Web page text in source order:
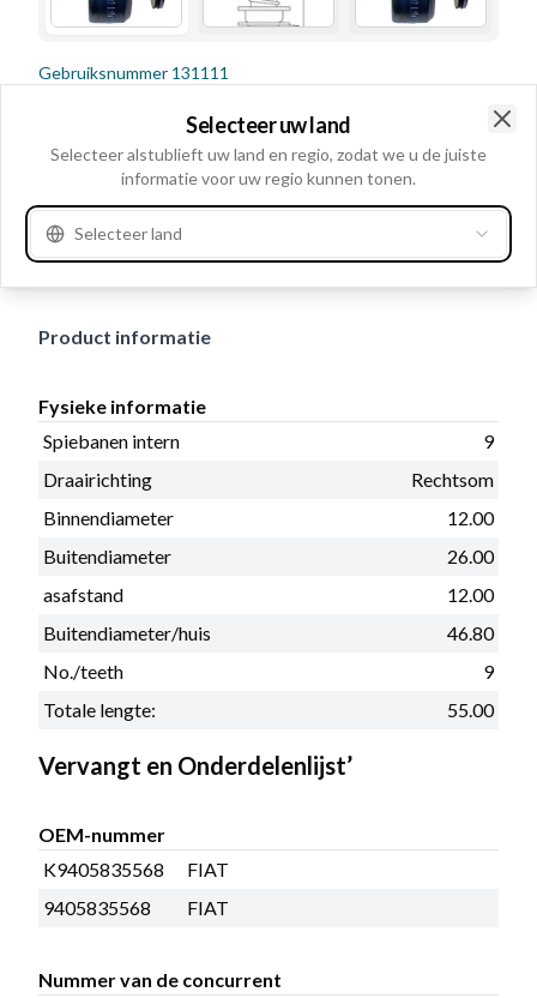
Gebruiksnummer 131111
Details en beschrijving
Spiebanen intern 9, Draairichting Rechtsom,
stelsel: Zonder, asafstand 12.00, Buitendiameter/huis
46.80, No./teeth 9, Totale lengte: 55.00
Product informatie
Fysieke informatie
Spiebanen intern
9
Draairichting
Rechtsom
Binnendiameter
12.00
Buitendiameter
26.00
asafstand
12.00
Buitendiameter/huis
46.80
No./teeth
9
Totale lengte:
55.00
Vervangt en Onderdelenlijst’
OEM-nummer
K9405835568
FIAT
9405835568
FIAT
Nummer van de concurrent
Selecteer uw land
Selecteer alstublieft uw land en regio, zodat we u de juiste
informatie voor uw regio kunnen tonen.
Selecteer land